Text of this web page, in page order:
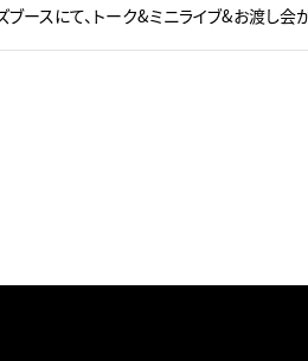
ースにて、トーク&ミニライブ&お渡し会